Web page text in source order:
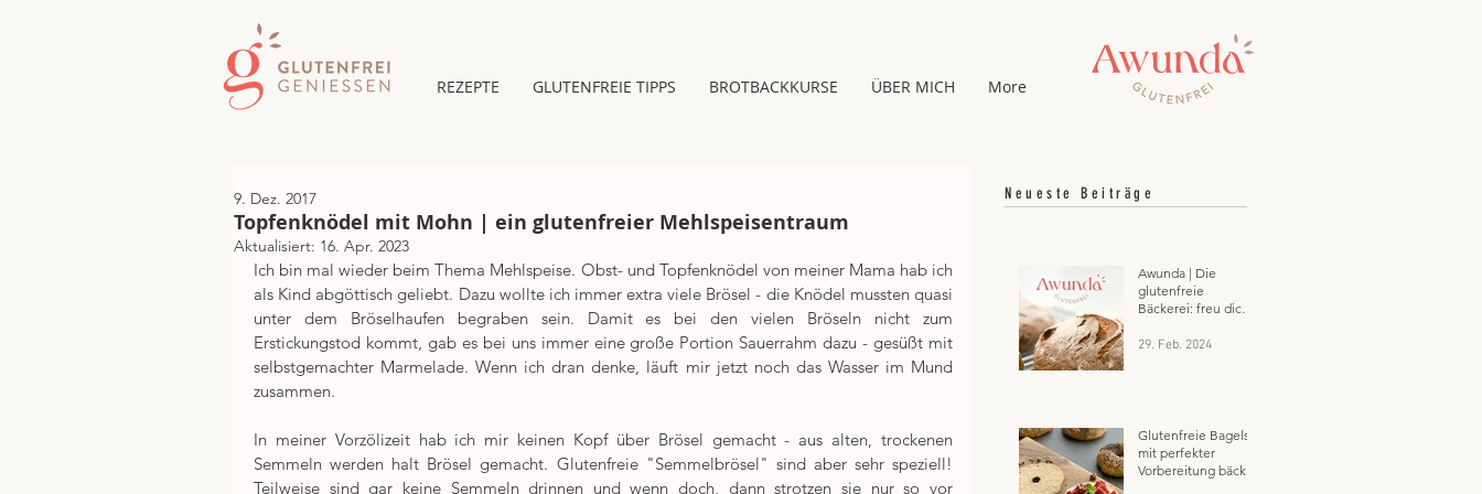
REZEPTE GLUTENFREIE TIPPS BROTBACKKURSE ÜBER MICH More
Topfenknödel mit Mohn | ein glutenfreier Mehlspeisentraum
9. Dez. 2017
Aktualisiert: 16. Apr. 2023
Ich bin mal wieder beim Thema Mehlspeise. Obst- und Topfenknödel von meiner Mama hab ich
als Kind abgöttisch geliebt. Dazu wollte ich immer extra viele Brösel - die Knödel mussten quasi
unter dem Bröselhaufen begraben sein. Damit es bei den vielen Bröseln nicht zum
Erstickungstod kommt, gab es bei uns immer eine große Portion Sauerrahm dazu - gesüßt mit
selbstgemachter Marmelade. Wenn ich dran denke, läuft mir jetzt noch das Wasser im Mund
zusammen.
In meiner Vorzölizeit hab ich mir keinen Kopf über Brösel gemacht - aus alten, trockenen
Semmeln werden halt Brösel gemacht. Glutenfreie "Semmelbrösel" sind aber sehr speziell!
Teilweise sind gar keine Semmeln drinnen und wenn doch, dann strotzen sie nur so vor
Neueste Beiträge
Awunda | Die
glutenfreie
Bäckerei: freu dich
Salzburg
29. Feb. 2024
Glutenfreie Bagels:
mit perfekter
Vorbereitung bäckst